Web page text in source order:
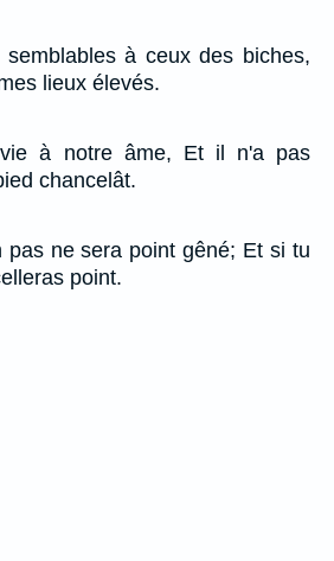
à ceux des biches,
lieux élevés.
à notre âme, Et il n'a pas
chancelât.
pas ne sera point gêné; Et si tu
point.